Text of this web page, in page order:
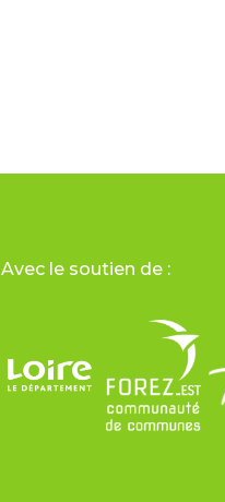
Avec le soutien de :